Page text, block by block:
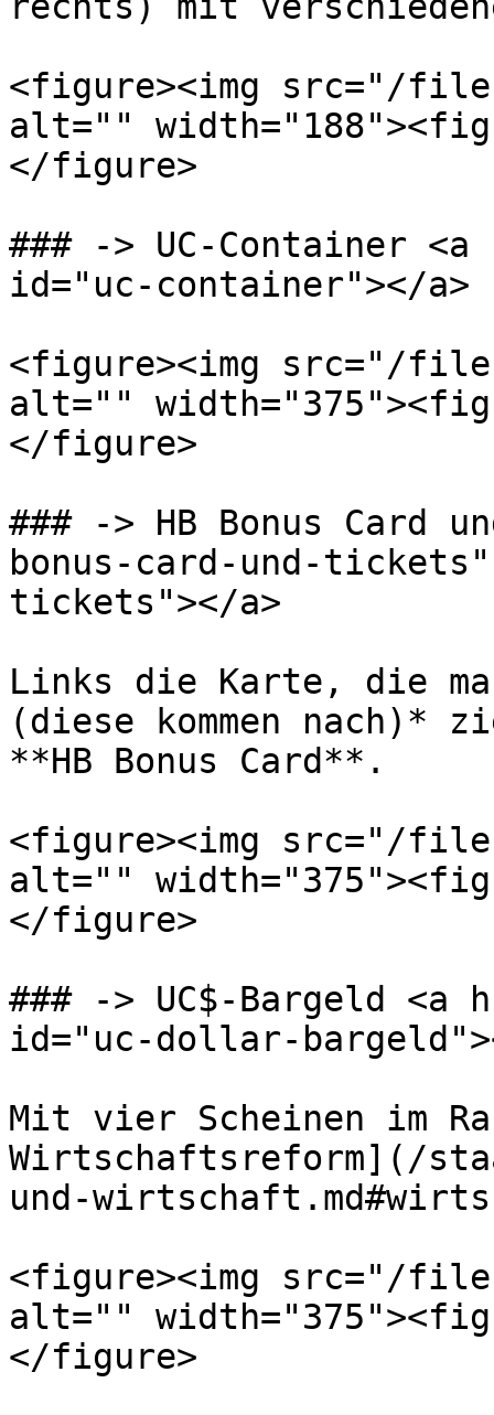
<figure><img src="/files/
alt=""
</figure>
### -> UC-Container
id="uc-container"></a>
<figure><img src="/files/
alt=""
</figure>
### -> HB Bonus Card
bonus-card-und-
tickets"></a>
Links die Karte, die
(diese kommen nach)*
**HB Bonus Card**.
<figure><img src="/
alt=""
</figure>
### -> UC$-Bargeld
id="uc-dollar-
Mit vier Scheinen im
Wirtschaftsreform](/
und-
<figure><img src="/files/
alt=""
</figure>